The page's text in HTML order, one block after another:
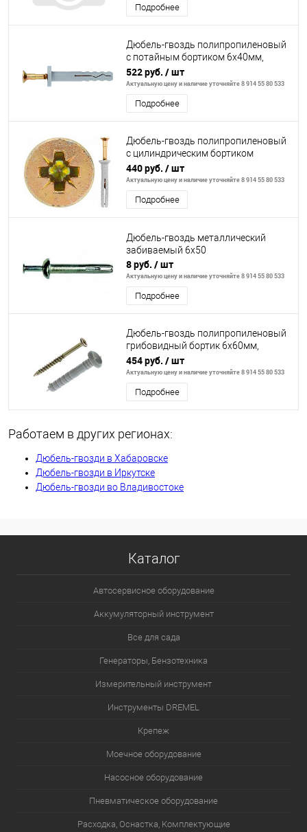
Подробнее
Дюбель-гвоздь полипропиленовый
с потайным бортиком 6х40мм,
200шт// СИБРТЕХ
522 руб. / шт
Актуальную цену и наличие уточняйте 8 914 55 80 533
Подробнее
Дюбель-гвоздь полипропиленовый
с цилиндрическим бортиком
8х80мм,100шт// СИБРТЕХ
440 руб. / шт
Актуальную цену и наличие уточняйте 8 914 55 80 533
Подробнее
Дюбель-гвоздь металлический
забиваемый 6х50
8 руб. / шт
Актуальную цену и наличие уточняйте 8 914 55 80 533
Подробнее
Дюбель-гвоздь полипропиленовый
грибовидный бортик 6х60мм,
200шт//ШУРУПЬ
454 руб. / шт
Актуальную цену и наличие уточняйте 8 914 55 80 533
Подробнее
Работаем в других регионах:
Дюбель-гвозди в Хабаровске
Дюбель-гвозди в Иркутске
Дюбель-гвозди во Владивостоке
Каталог
Автосервисное оборудование
Аккумуляторный инструмент
Все для сада
Генераторы, Бензотехника
Измерительный инструмент
Инструменты DREMEL
Крепеж
Моечное оборудование
Насосное оборудование
Пневматическое оборудование
Расходка, Оснастка, Комплектующие